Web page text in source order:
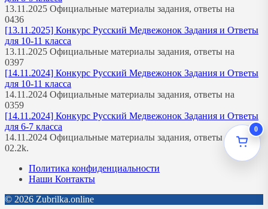
13.11.2025 Официальные материалы задания, ответы на
0436
[13.11.2025] Конкурс Русский Медвежонок Задания и Ответы
для 10-11 класса
13.11.2025 Официальные материалы задания, ответы на
0397
[14.11.2024] Конкурс Русский Медвежонок Задания и Ответы
для 10-11 класса
14.11.2024 Официальные материалы задания, ответы на
0359
[14.11.2024] Конкурс Русский Медвежонок Задания и Ответы
для 6-7 класса
14.11.2024 Официальные материалы задания, ответы на
02.2k.
Политика конфиденциальности
Наши Контакты
© 2026 Zubrilka.online
0